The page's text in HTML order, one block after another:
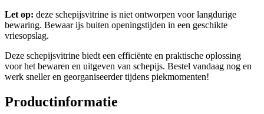
Let op: deze schepijsvitrine is niet ontworpen voor langdurige
bewaring. Bewaar ijs buiten openingstijden in een geschikte
vriesopslag.
Deze schepijsvitrine biedt een efficiënte en praktische oplossing
voor het bewaren en uitgeven van schepijs. Bestel vandaag nog en
werk sneller en georganiseerder tijdens piekmomenten!
Productinformatie